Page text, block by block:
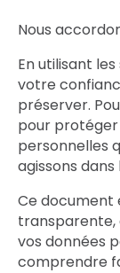
Nous
En utilisant
votre
préserver.
pour protéger
personnelles
agissons
Ce document
transparente,
vos données
comprendre